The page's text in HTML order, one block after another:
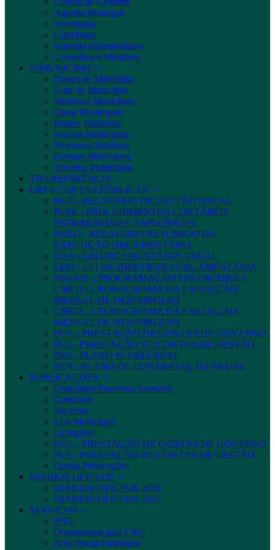
Agenda Municpal
Secretarias
Convênios
Emenda Parlamentares
Conselhos e Membros
O MUNICÍPIO
Dados do Município
Guia do Município
Símbolos Municipais
Obras Municipais
Pontos Turísticos
Escolas Municipais
Processos Seletivos
Eventos Municipais
Veículos Municipais
TRANSPARÊNCIA
LRF e CONTAS PÚBLICAS
RGF - RELATÓRIO DE GESTÃO FISCAL
PCPE - PROCEDIMENTOS CONTÁBEIS
PATRIMONIAIS E ESPECÍFICOS
RREO - RELATÓRIO RESUMIDO DA
EXECUÇÃO ORÇAMENTÁRIA
LOA - LEI ORÇAMENTÁRIA ANUAL
LDO - LEI DE DIRETRIZES ORÇAMENTÁRIA
PRGFIN - PROGRAMAÇÃO FINANCEIRA E
CMED - CRONOGRAMA DA EXECUÇÃO
MENSAL DE DESEMBOLSO
CMED - CRONOGRAMA DA EXECUÇÃO
MENSAL DE DESEMBOLSO
PCG - PRESTAÇÃO DE CONTAS DE GOVERNO
PCS - PRESTAÇÃO DE CONTAS DE GESTÃO
PPA - PLANO PLURIANUAL
PCA - PLANO DE CONTRATAÇÃO ANUAL
PUBLICAÇÕES
Concursos/Processos Seletivos
Contratos
Decretos
Leis Municipais
Licitações
PCG - PRESTAÇÃO DE CONTAS DE GOVERNO
PCS - PRESTAÇÃO DE CONTAS DE GESTÃO
Outras Publicações
DIÁRIOS OFICIAIS
DIÁRIOS OFICIAIS 2026
DIÁRIOS OFICIAIS 2025
SERVIÇOS
IPTU
Documentos para CRC
Nota Fiscal Eletrônica